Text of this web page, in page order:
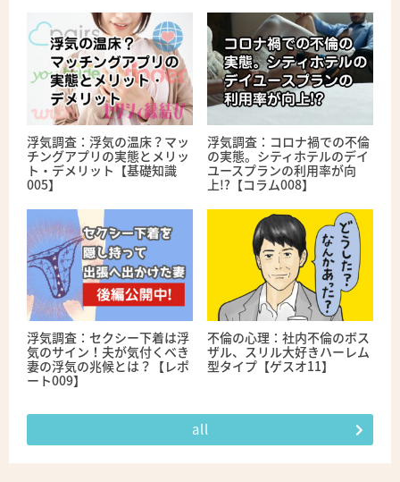
浮気調査：浮気の温床？マッ
チングアプリの実態とメリッ
ト・デメリット【基礎知識
005】
浮気調査：コロナ禍での不倫
の実態。シティホテルのデイ
ユースプランの利用率が向
上!?【コラム008】
浮気調査：セクシー下着は浮
気のサイン！夫が気付くべき
妻の浮気の兆候とは？【レポ
ート009】
不倫の心理：社内不倫のボス
ザル、スリル大好きハーレム
型タイプ【ゲスオ11】
all